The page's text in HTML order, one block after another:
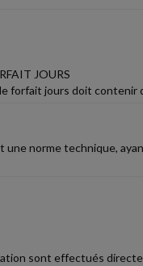
JOURS
forfait jours doit contenir
norme technique,
sont effectués